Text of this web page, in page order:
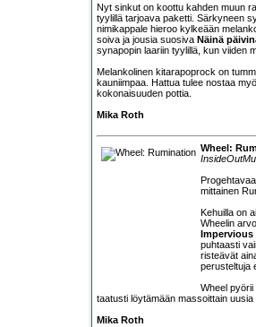
Nyt sinkut on koottu kahden muun
tyylillä tarjoava paketti. Särkyneen
nimikappale hieroo kylkeään
soiva ja jousia suosiva Näinä
synapopin laariin tyylillä, kun viiden
Melankolinen kitarapoprock on
kauniimpaa. Hattua tulee nostaa
kokonaisuuden pottia.
Mika Roth
Wheel:
mittainen
Kehuilla on
Wheelin
Impervious
puhtaasti
risteävät
perusteltuja
Wheel
taatusti löytämään massoittain uusia
Mika Roth